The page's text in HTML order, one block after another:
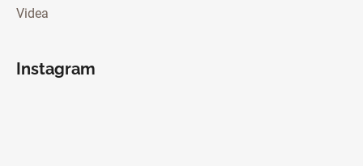
Videa
Instagram